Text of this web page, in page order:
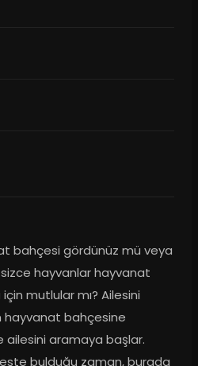
bahçesi gördünüz mü veya
hayvanlar hayvanat
mutlular mı? Ailesini
hayvanat bahçesine
ailesini aramaya başlar.
bulduğu zaman, burada